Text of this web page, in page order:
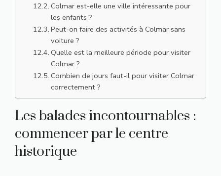
Colmar est-elle une ville intéressante pour
les enfants ?
Peut-on faire des activités à Colmar sans
voiture ?
Quelle est la meilleure période pour visiter
Colmar ?
Combien de jours faut-il pour visiter Colmar
correctement ?
Les balades incontournables :
commencer par le centre
historique